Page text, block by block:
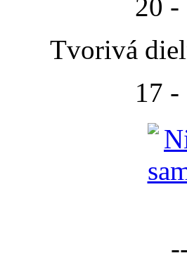
20 -
Tvorivá
17 -